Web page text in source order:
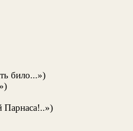
било...»)
Парнаса!..»)